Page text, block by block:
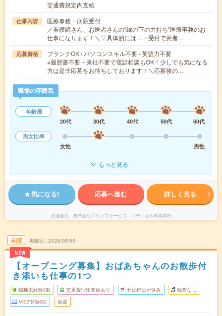
交通費規定内支給
仕事内容
医療事務・病院受付
／看護師さん、お医者さんの“縁の下の力持ち”医療事務のお
仕事になります！＼▽具体的には…・受付で患者…
応募資格
ブランクOK / パソコンスキル不要 / 英語力不要
※履歴書不要・来社不要で電話相談もOK！少しでも気になる
方は是非応募をお待ちしております！＼応募後の…
職場の雰囲気
年齢層
20代
30代 40代 50代
60代
男女比率
女性
男性
もっと見る
気になる! 応募へ進む 詳しく見る
派遣会社 株式会社スタッフサービス メディカル事業本部
未読
NEW
掲載日 2026/08/05
【オープニング募集】おばあちゃんのお散歩付
き添いも仕事の1つ
職種未経験OK 交通費別途支給あり 土日祝日が休み 残業なし
WEB登録OK 派遣